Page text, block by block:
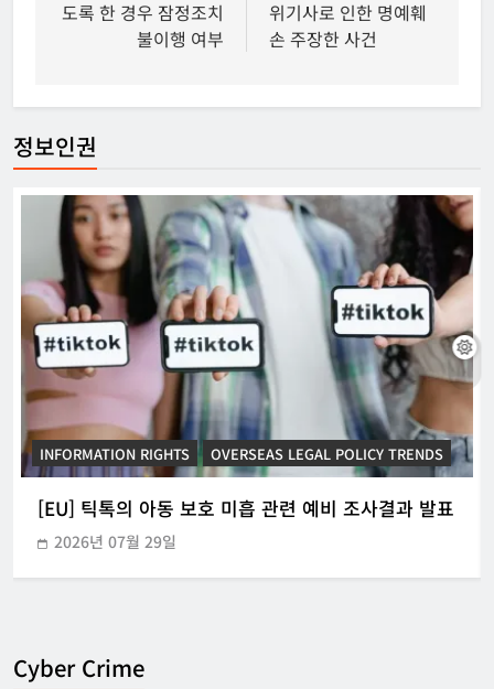
도록 한 경우 잠정조치
불이행 여부
위기사로 인한 명예훼
손 주장한 사건
정보인권
INFORMATION RIGHTS OVERSEAS LEGAL POLICY TRENDS
[EU] 틱톡의 아동 보호 미흡 관련 예비 조사결과 발표
2026년 07월 29일
Cyber Crime